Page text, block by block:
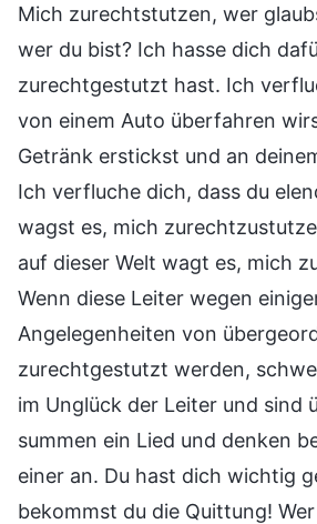
Mich zurechtstutzen, wer
wer du bist? Ich hasse dich
zurechtgestutzt hast. Ich
von einem Auto überfahren
Getränk erstickst und an
Ich verfluche dich, dass du
wagst es, mich
auf dieser Welt wagt es, mich
Wenn diese Leiter wegen
Angelegenheiten von
zurechtgestutzt werden,
im Unglück der Leiter und sind
summen ein Lied und denken
einer an. Du hast dich wichtig
bekommst du die Quittung!